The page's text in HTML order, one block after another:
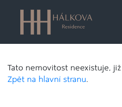
Tato nemovitost neexistuje,
Zpět na hlavní stranu.